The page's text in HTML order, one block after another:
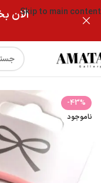
Skip to main contentالان
فروشگاه پک گیره مو تق
-43%
ناموجود